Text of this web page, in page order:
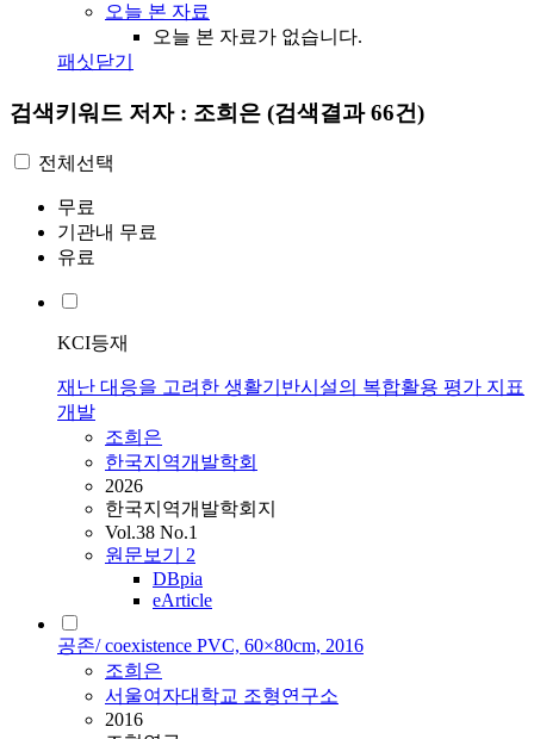
오늘 본 자료
오늘 본 자료가 없습니다.
패싯닫기
검색키워드 저자 : 조희은 (검색결과 66건)
전체선택
무료
기관내 무료
유료
KCI등재
재난 대응을 고려한 생활기반시설의 복합활용 평가 지표
개발
조희은
한국지역개발학회
2026
한국지역개발학회지
Vol.38 No.1
원문보기 2
DBpia
eArticle
공존/ coexistence PVC, 60×80cm, 2016
조희은
서울여자대학교 조형연구소
2016